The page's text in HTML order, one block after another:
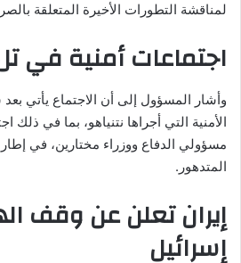
لمناقشة التطورات الأخيرة المتعلقة
اجتماعات أمنية في
وأشار المسؤول إلى أن الاجتماع يأتي
الأمنية التي أجراها نتنياهو، بما في ذلك
مسؤولي الدفاع ووزراء مختارين، في إطار
المتدهور.
إيران تعلن عن وقف
إسرائيل